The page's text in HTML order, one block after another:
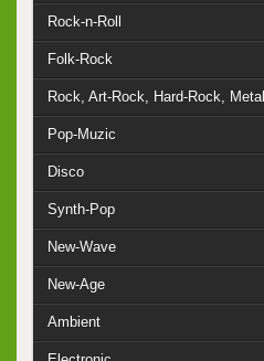
Rock-n-Roll
Folk-Rock
Rock, Art-Rock, Hard-Rock, Metal
Pop-Muzic
Disco
Synth-Pop
New-Wave
New-Age
Ambient